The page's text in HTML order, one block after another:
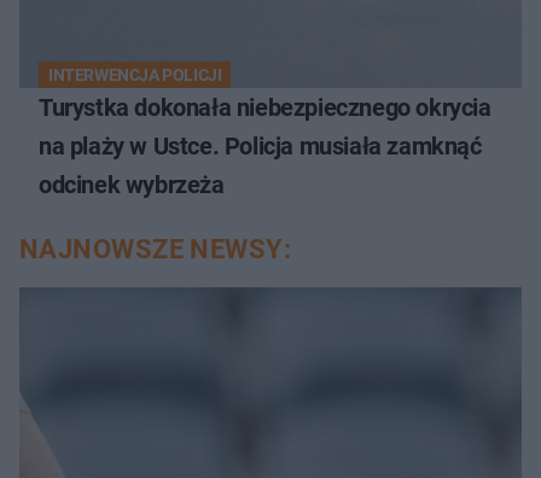
INTERWENCJA POLICJI
Turystka dokonała niebezpiecznego okrycia
na plaży w Ustce. Policja musiała zamknąć
odcinek wybrzeża
NAJNOWSZE NEWSY: